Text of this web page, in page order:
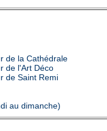
de la Cathédrale
de l'Art Déco
de Saint Remi
au dimanche)